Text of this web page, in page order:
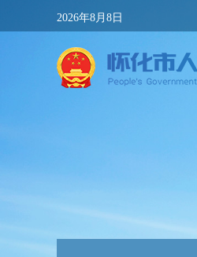
2026年8月8日